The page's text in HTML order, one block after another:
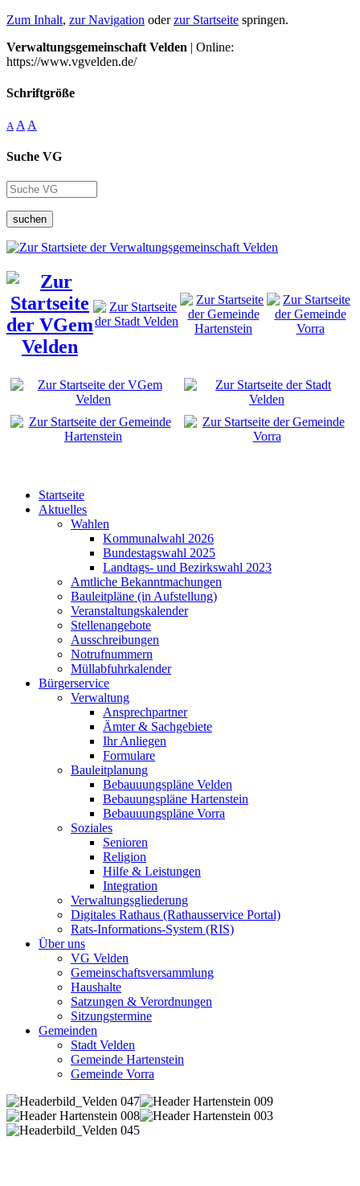
Zum Inhalt, zur Navigation oderzur Startseite springen.
Verwaltungsgemeinschaft Velden | Online:
https://www.vgvelden.de/
Schriftgröße
A A A
Suche VG
suchen
Startseite
Aktuelles
Wahlen
Kommunalwahl 2026
Bundestagswahl 2025
Landtags- und Bezirkswahl 2023
Amtliche Bekanntmachungen
Bauleitpläne (in Aufstellung)
Veranstaltungskalender
Stellenangebote
Ausschreibungen
Notrufnummern
Müllabfuhrkalender
Bürgerservice
Verwaltung
Ansprechpartner
Ämter & Sachgebiete
Ihr Anliegen
Formulare
Bauleitplanung
Bebauuungspläne Velden
Bebauungspläne Hartenstein
Bebauuungspläne Vorra
Soziales
Senioren
Religion
Hilfe & Leistungen
Integration
Verwaltungsgliederung
Digitales Rathaus (Rathausservice Portal)
Rats-Informations-System (RIS)
Über uns
VG Velden
Gemeinschaftsversammlung
Haushalte
Satzungen & Verordnungen
Sitzungstermine
Gemeinden
Stadt Velden
Gemeinde Hartenstein
Gemeinde Vorra